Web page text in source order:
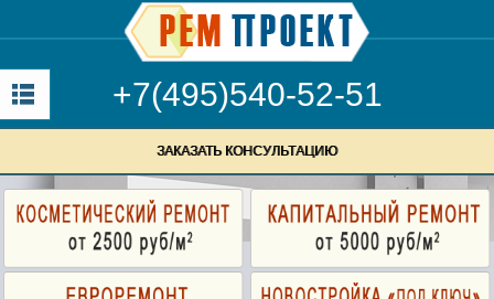
+7(495)540-52-51
ЗАКАЗАТЬ КОНСУЛЬТАЦИЮ